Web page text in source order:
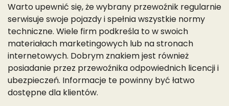
Warto upewnić się, że wybrany przewoźnik regularnie
serwisuje swoje pojazdy i spełnia wszystkie normy
techniczne. Wiele firm podkreśla to w swoich
materiałach marketingowych lub na stronach
internetowych. Dobrym znakiem jest również
posiadanie przez przewoźnika odpowiednich licencji i
ubezpieczeń. Informacje te powinny być łatwo
dostępne dla klientów.